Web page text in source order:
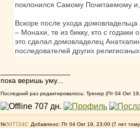
поклонился Самому Почитаемому и,
Вскоре после ухода
– Монахи, те из бикку, кто с годами
это сделал домовладелец
последователей других
пока веришь уму...
Последний раз редактировалось: Тренер (Пт 04 Окт
№507724 Добавлено: Пт 04 Окт 19, 23:00 (7 лет